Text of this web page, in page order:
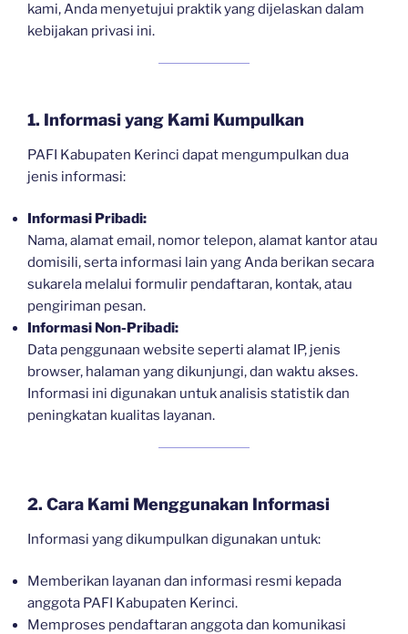
kami, Anda menyetujui praktik yang dijelaskan dalam
kebijakan privasi ini.
1. Informasi yang Kami Kumpulkan
PAFI Kabupaten Kerinci dapat mengumpulkan dua
jenis informasi:
Informasi Pribadi:
Nama, alamat email, nomor telepon, alamat kantor atau
domisili, serta informasi lain yang Anda berikan secara
sukarela melalui formulir pendaftaran, kontak, atau
pengiriman pesan.
Informasi Non-Pribadi:
Data penggunaan website seperti alamat IP, jenis
browser, halaman yang dikunjungi, dan waktu akses.
Informasi ini digunakan untuk analisis statistik dan
peningkatan kualitas layanan.
2. Cara Kami Menggunakan Informasi
Informasi yang dikumpulkan digunakan untuk:
Memberikan layanan dan informasi resmi kepada
anggota PAFI Kabupaten Kerinci.
Memproses pendaftaran anggota dan komunikasi